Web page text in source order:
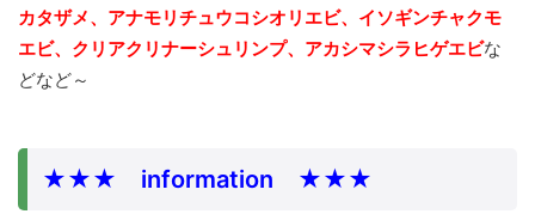
カタザメ、アナモリチュウコシオリエビ、イソギンチャクモ
エビ、クリアクリナーシュリンプ、アカシマシラヒゲエビな
どなど～
★★★ information ★★★